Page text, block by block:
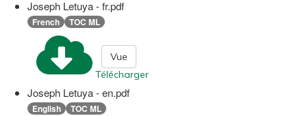
Joseph Letuya - fr.pdf
French TOC ML
Télécharger
Vue
Joseph Letuya - en.pdf
English TOC ML